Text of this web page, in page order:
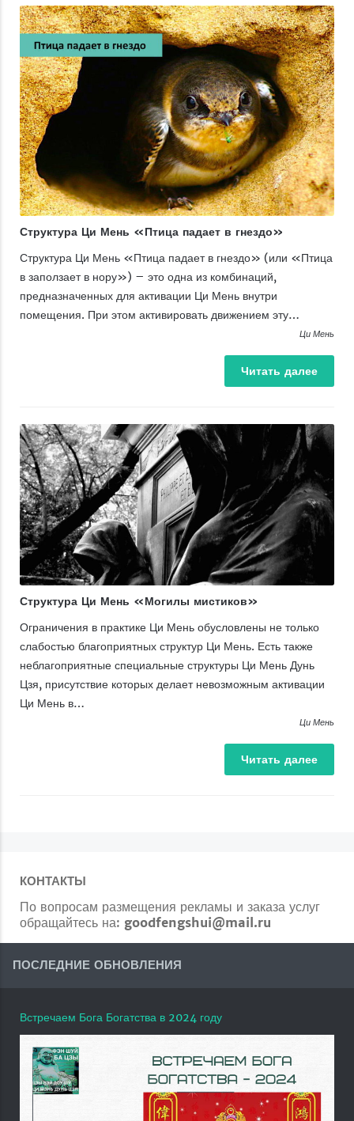
Структура Ци Мень «Птица падает в гнездо»
Структура Ци Мень «Птица падает в гнездо» (или «Птица
в заползает в нору») – это одна из комбинаций,
предназначенных для активации Ци Мень внутри
помещения. При этом активировать движением эту…
Ци Мень
Читать далее
Структура Ци Мень «Могилы мистиков»
Ограничения в практике Ци Мень обусловлены не только
слабостью благоприятных структур Ци Мень. Есть также
неблагоприятные специальные структуры Ци Мень Дунь
Цзя, присутствие которых делает невозможным активации
Ци Мень в…
Ци Мень
Читать далее
КОНТАКТЫ
По вопросам размещения рекламы и заказа услуг
обращайтесь на: goodfengshui@mail.ru
ПОСЛЕДНИЕ ОБНОВЛЕНИЯ
Встречаем Бога Богатства в 2024 году